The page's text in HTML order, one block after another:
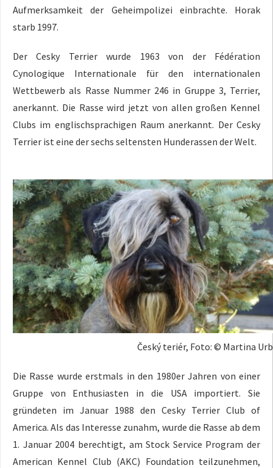
Aufmerksamkeit der Geheimpolizei einbrachte. Horak
starb 1997.
Der Cesky Terrier wurde 1963 von der Fédération
Cynologique Internationale für den internationalen
Wettbewerb als Rasse Nummer 246 in Gruppe 3, Terrier,
anerkannt. Die Rasse wird jetzt von allen großen Kennel
Clubs im englischsprachigen Raum anerkannt. Der Cesky
Terrier ist eine der sechs seltensten Hunderassen der Welt.
Český teriér, Foto: © Martina
Die Rasse wurde erstmals in den 1980er Jahren von einer
Gruppe von Enthusiasten in die USA importiert. Sie
gründeten im Januar 1988 den Cesky Terrier Club of
America. Als das Interesse zunahm, wurde die Rasse ab dem
1. Januar 2004 berechtigt, am Stock Service Program der
American Kennel Club (AKC) Foundation teilzunehmen,